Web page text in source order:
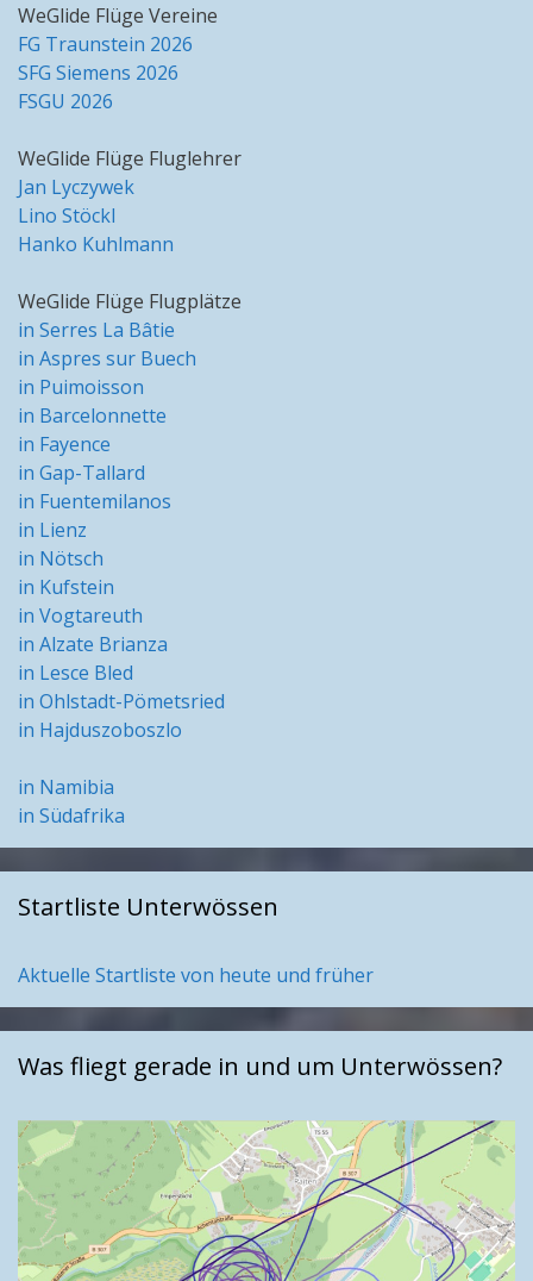
WeGlide Flüge Vereine
FG Traunstein 2026
SFG Siemens 2026
FSGU 2026
WeGlide Flüge Fluglehrer
Jan Lyczywek
Lino Stöckl
Hanko Kuhlmann
WeGlide Flüge Flugplätze
in Serres La Bâtie
in Aspres sur Buech
in Puimoisson
in Barcelonnette
in Fayence
in Gap-Tallard
in Fuentemilanos
in Lienz
in Nötsch
in Kufstein
in Vogtareuth
in Alzate Brianza
in Lesce Bled
in Ohlstadt-Pömetsried
in Hajduszoboszlo
in Namibia
in Südafrika
Startliste Unterwössen
Aktuelle Startliste von heute und früher
Was fliegt gerade in und um Unterwössen?